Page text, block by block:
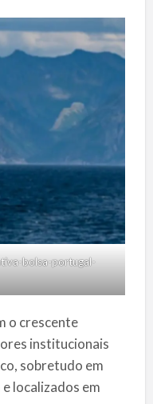
bolsa-portugal-
o crescente
institucionais
sobretudo em
localizados em